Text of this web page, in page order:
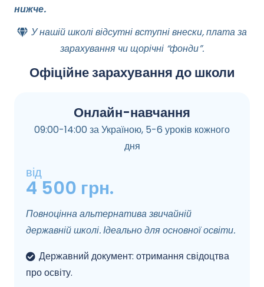
нижче.
У нашій школі відсутні вступні внески, плата за
зарахування чи щорічні “фонди”.
Офіційне зарахування до школи
Онлайн-навчання
09:00-14:00 за Україною, 5-6 уроків кожного
дня
від
4 500 грн.
Повноцінна альтернатива звичайній
державній школі. Ідеально для основної освіти.
Державний документ: отримання свідоцтва
про освіту.